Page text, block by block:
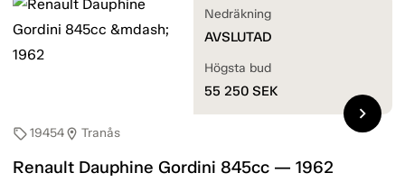
sell19454location_on Tranås
Renault Dauphine Gordini 845cc — 1962
Nedräkning
AVSLUTAD
Högsta bud
55 250 SEK
chevron_right